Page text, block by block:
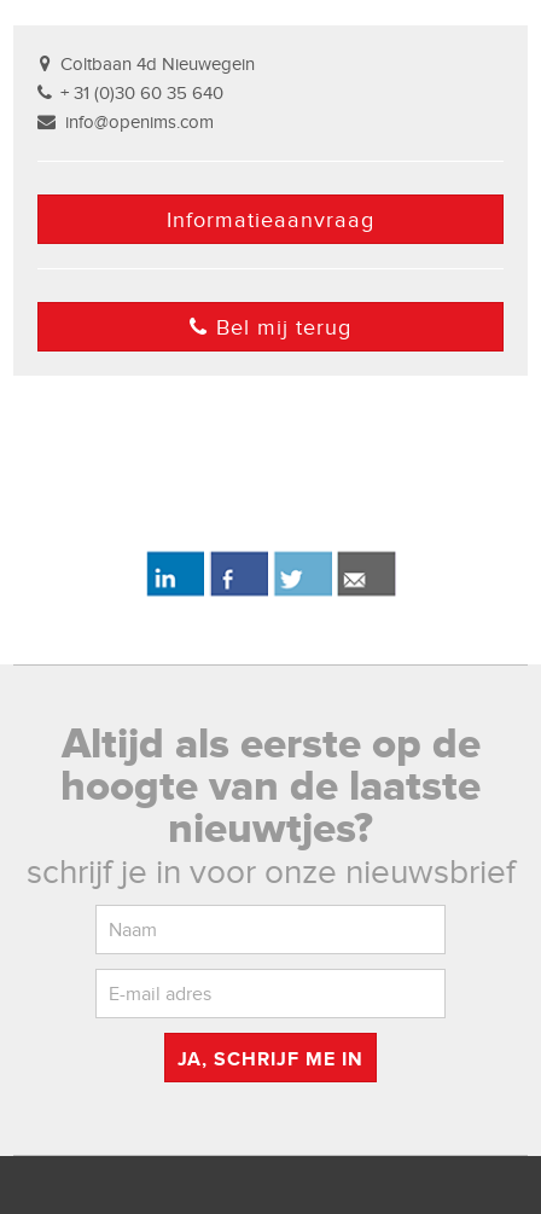
Coltbaan 4d Nieuwegein
+ 31 (0)30 60 35 640
info@openims.com
Informatieaanvraag
Bel mij terug
Altijd als eerste op de
hoogte van de laatste
nieuwtjes?
schrijf je in voor onze nieuwsbrief
JA, SCHRIJF ME IN